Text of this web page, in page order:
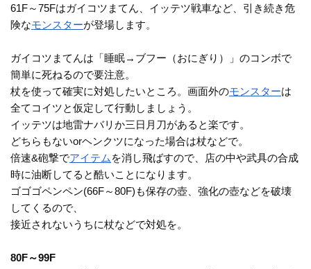
61F～75Fはガイコツまてん、イッテツ戦車など、引き続き危
険なモンスターが登場します。
ガイコツまてんは「睡眠→ブフー（おにぎり）」のコンボで
簡単に死ねるので要注意。
杖を使って確実に対処したいところ。画面外のモンスターは
全てコイツと仮定して行動しましょう。
イッテツは地雷ナバリか三日月刀があると楽です。
どちらもないorヘンクツになった場合は杖などで。
倍速&砲撃でアイテム を消し飛ばすので、店の中や武具の合成
時に油断してると酷いことになります。
ゴゴゴペンペン(66F～80F)も保存の壺、強化の壺などを破壊
してくるので、
接近されないうちに杖などで対処を。
80F～99F